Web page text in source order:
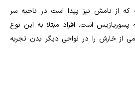
از نامش نیز پیدا است در ناحیه سر
است. افراد مبتلا به این نوع
از خارش را در نواحی دیگر بدن تجربه